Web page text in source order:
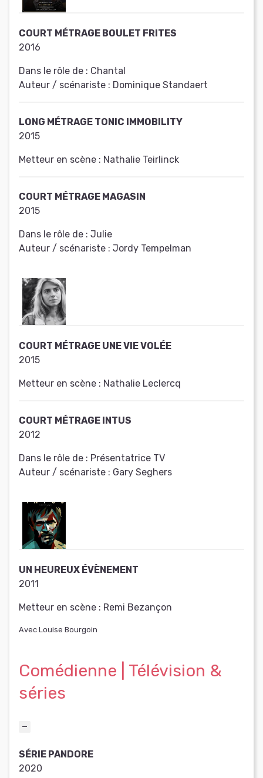
COURT MÉTRAGE BOULET FRITES
2016
Dans le rôle de : Chantal
Auteur / scénariste : Dominique Standaert
LONG MÉTRAGE TONIC IMMOBILITY
2015
Metteur en scène : Nathalie Teirlinck
COURT MÉTRAGE MAGASIN
2015
Dans le rôle de : Julie
Auteur / scénariste : Jordy Tempelman
COURT MÉTRAGE UNE VIE VOLÉE
2015
Metteur en scène : Nathalie Leclercq
COURT MÉTRAGE INTUS
2012
Dans le rôle de : Présentatrice TV
Auteur / scénariste : Gary Seghers
UN HEUREUX ÉVÈNEMENT
2011
Metteur en scène : Remi Bezançon
Avec Louise Bourgoin
Comédienne | Télévision &
séries
SÉRIE PANDORE
2020